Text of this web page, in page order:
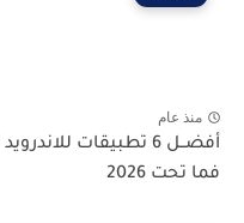
منذ عام
فما تحت 2026